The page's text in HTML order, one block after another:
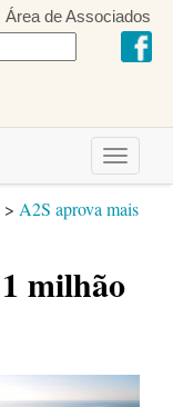
Área de Associados
Toggle
> A2S aprova mais
milhão